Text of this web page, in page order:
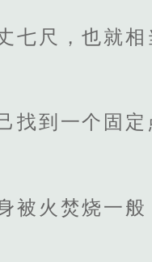
七尺，也就
找到一个固
被火焚烧一